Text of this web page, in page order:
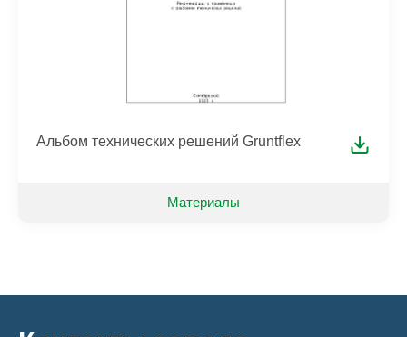
Альбом технических решений Gruntflex
Материалы